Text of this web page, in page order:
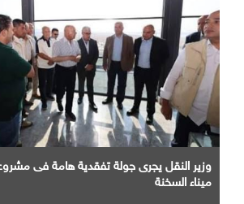
وزير النقل يجرى جولة تفقدية هامة فى
ميناء السخنة